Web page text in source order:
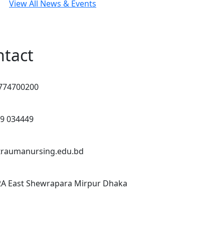
View All News & Events
034449
East Shewrapara Mirpur Dhaka